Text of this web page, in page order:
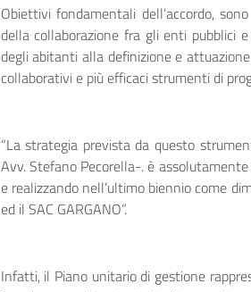
Obiettivi fondamentali dell’accordo,
della collaborazione fra gli enti pubblici
degli abitanti alla definizione e
collaborativi e più efficaci strumenti di
“La strategia prevista da questo
Avv. Stefano Pecorella-. è
e realizzando nell’ultimo biennio come
ed il SAC GARGANO”.
Infatti, il Piano unitario di gestione